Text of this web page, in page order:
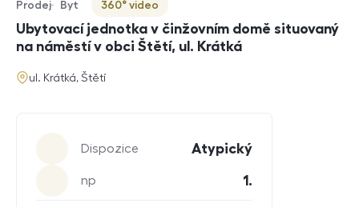
Typ nabídky
Prodej
Typ nemovitosti
Byt
Virtuální prohlídka
360° video
Ubytovací jednotka v činžovním domě situovaný
na náměstí v obci Štětí, ul. Krátká
adresa
ul. Krátká, Štětí
Dispozice Atypický
np 1.